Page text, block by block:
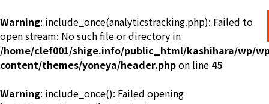
Warning: include_once(analyticstracking.php): Failed to
open stream: No such file or directory in
/home/clef001/shige.info/public_html/kashihara/wp/
content/themes/yoneya/header.phpon line 45
Warning: include_once(): Failed opening
料金一覧 会社案内